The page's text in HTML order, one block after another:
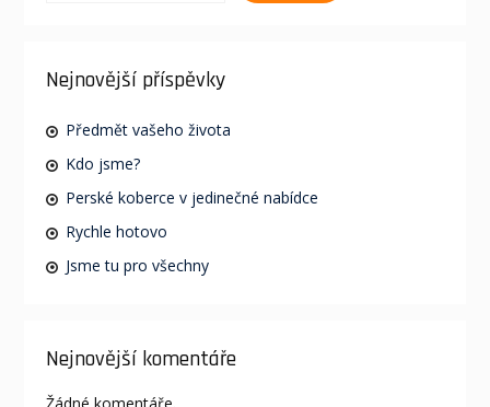
Nejnovější příspěvky
Předmět vašeho života
Kdo jsme?
Perské koberce v jedinečné nabídce
Rychle hotovo
Jsme tu pro všechny
Nejnovější komentáře